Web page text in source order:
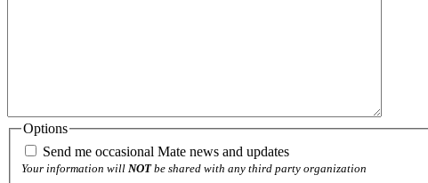
Options
Send me occasional Mate news and updates
Your information will NOTbe shared with any third party organization